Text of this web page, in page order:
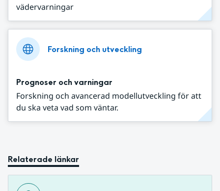
vädervarningar
Forskning och utveckling
Prognoser och varningar
Forskning och avancerad modellutveckling för att
du ska veta vad som väntar.
Relaterade länkar